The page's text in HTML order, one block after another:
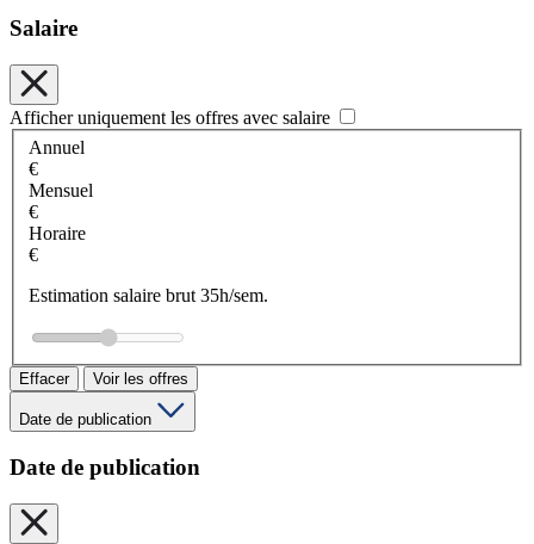
Salaire
Afficher uniquement les offres avec salaire
Annuel
€
Mensuel
€
Horaire
€
Estimation salaire brut 35h/sem.
Effacer Voir les offres
Date de publication
Date de publication